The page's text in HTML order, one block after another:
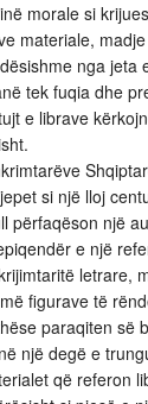
morale si
materiale,
nga jeta
tek fuqia dhe
e librave
si një lloj
përfaqëson një
e një
letrare,
figurave të
paraqiten së
një degë e
që referon